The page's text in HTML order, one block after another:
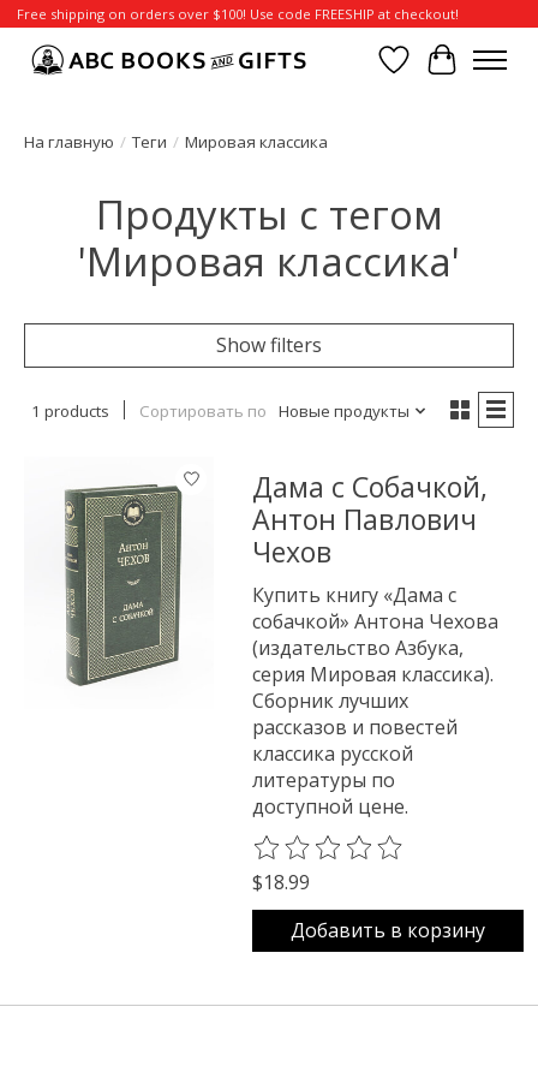
Free shipping on orders over $100! Use code FREESHIP at checkout!
Отложенные
Корзина
На главную / Теги / Мировая классика
Продукты с тегом
'Мировая классика'
Show filters
1 products Сортировать по Новые продукты
Дама с Собачкой,
Антон Павлович
Чехов
Купить книгу «Дама с
собачкой» Антона Чехова
(издательство Азбука,
серия Мировая классика).
Сборник лучших
рассказов и повестей
классика русской
литературы по
доступной цене.
The rating of this product is
$18.99
Добавить в корзину